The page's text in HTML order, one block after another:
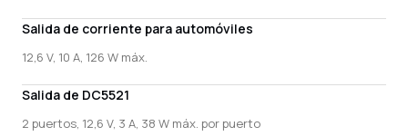
Salida de corriente para automóviles
12,6 V, 10 A, 126 W máx.
Salida de DC5521
2 puertos, 12,6 V, 3 A, 38 W máx. por puerto